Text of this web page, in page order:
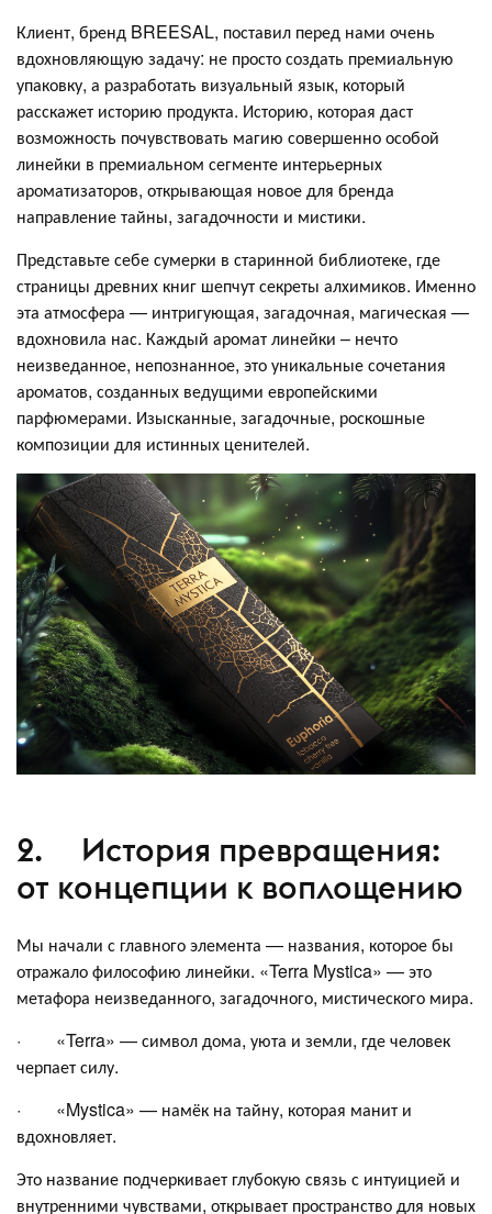
Клиент, бренд BREESAL, поставил перед нами очень
вдохновляющую задачу: не просто создать премиальную
упаковку, а разработать визуальный язык, который
расскажет историю продукта. Историю, которая даст
возможность почувствовать магию совершенно особой
линейки в премиальном сегменте интерьерных
ароматизаторов, открывающая новое для бренда
направление тайны, загадочности и мистики.
Представьте себе сумерки в старинной библиотеке, где
страницы древних книг шепчут секреты алхимиков. Именно
эта атмосфера — интригующая, загадочная, магическая —
вдохновила нас. Каждый аромат линейки – нечто
неизведанное, непознанное, это уникальные сочетания
ароматов, созданных ведущими европейскими
парфюмерами. Изысканные, загадочные, роскошные
композиции для истинных ценителей.
2. История превращения:
от концепции к воплощению
Мы начали с главного элемента — названия, которое бы
отражало философию линейки. «Terra Mystica» — это
метафора неизведанного, загадочного, мистического мира.
· «Terra» — символ дома, уюта и земли, где человек
черпает силу.
· «Mystica» — намёк на тайну, которая манит и
вдохновляет.
Это название подчеркивает глубокую связь с интуицией и
внутренними чувствами, открывает пространство для новых